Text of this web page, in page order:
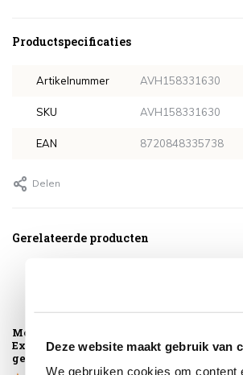
Deze website maakt gebruik van
We gebruiken cookies om content
Productspecificaties
Artikelnummer AVH158331630
SKU AVH158331630
EAN 8720848335738
Delen
Gerelateerde producten
Montagelevering -
Extra gemak &
geen afval
tuinstoel antraciet